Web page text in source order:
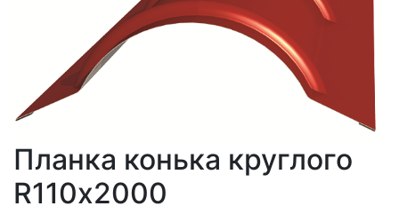
Планка конька круглого
R110х2000